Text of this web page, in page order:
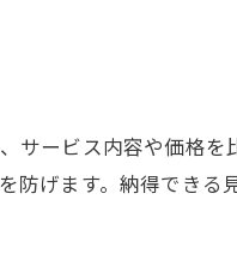
組み合わせ方
得に処分
アイデア
ービス内容や価格を
防げます。納得できる